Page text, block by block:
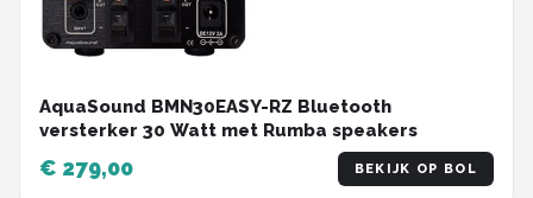
AquaSound BMN30EASY-RZ Bluetooth
versterker 30 Watt met Rumba speakers
€ 279,00 BEKIJK OP BOL